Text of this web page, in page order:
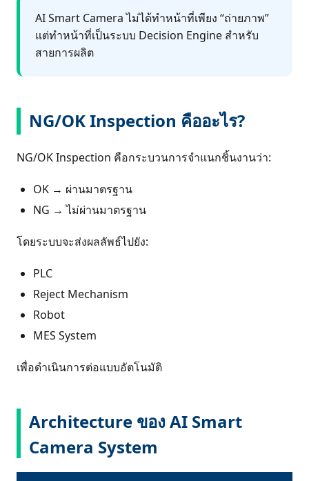
AI Smart Camera ไม่ได้ทำหน้าที่เพียง “ถ่ายภาพ”
แต่ทำหน้าที่เป็นระบบ Decision Engine สำหรับ
สายการผลิต
NG/OK Inspection คืออะไร?
NG/OK Inspection คือกระบวนการจำแนกชิ้นงานว่า:
OK → ผ่านมาตรฐาน
NG → ไม่ผ่านมาตรฐาน
โดยระบบจะส่งผลลัพธ์ไปยัง:
PLC
Reject Mechanism
Robot
MES System
เพื่อดำเนินการต่อแบบอัตโนมัติ
Architecture ของ AI Smart
Camera System